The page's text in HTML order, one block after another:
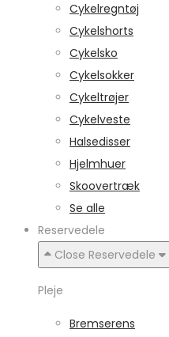
Cykelregntøj
Cykelshorts
Cykelsko
Cykelsokker
Cykeltrøjer
Cykelveste
Halsedisser
Hjelmhuer
Skoovertræk
Se alle
Reservedele
Close Reservedele
Pleje
Bremserens